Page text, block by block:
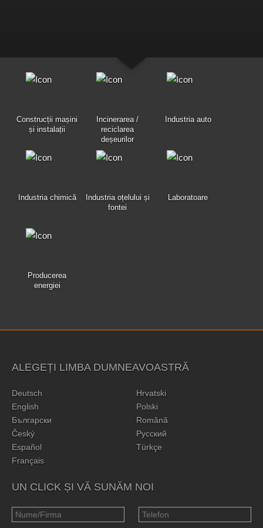
Construcții mașini
și instalații
Incinerarea /
reciclarea
deșeurilor
Industria auto
Industria chimică
Industria oțelului și
fontei
Laboratoare
Producerea
energiei
ALEGEȚI LIMBA DUMNEAVOASTRĂ
Deutsch
English
Български
Český
Español
Français
Hrvatski
Polski
Română
Русский
Türkçe
UN CLICK ȘI VĂ SUNĂM NOI